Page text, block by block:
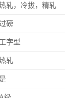
轧，冷拔，精轧
磅
工字型
轧